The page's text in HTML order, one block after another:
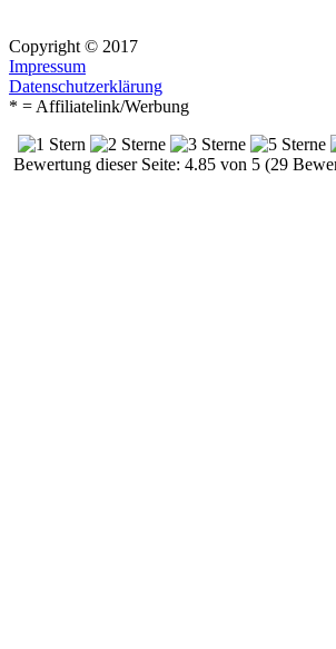
Copyright © 2017
Impressum
Datenschutzerklärung
* = Affiliatelink/Werbung
Bewertung dieser Seite: 4.85 von 5 (29